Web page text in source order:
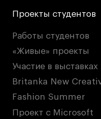
Проекты студентов
Работы студентов
«Живые» проекты
Участие в выставках
Britanka New
Fashion Summer
Проект с Microsoft